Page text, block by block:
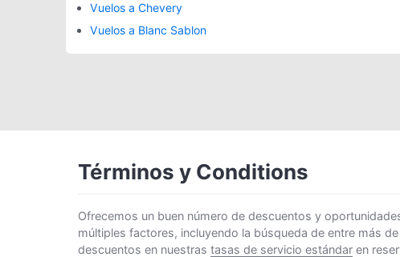
Vuelos a Chevery
Vuelos a Blanc Sablon
Términos y Conditions
Ofrecemos un buen número de descuentos y
múltiples factores, incluyendo la búsqueda de entre más
descuentos en nuestras tasas de servicio estándar en